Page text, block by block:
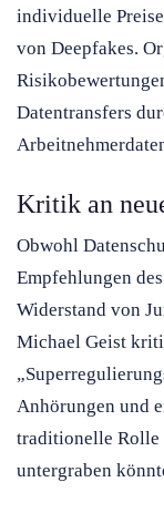
individuelle
von Deepfakes.
Datentransfers
Kritik an
Obwohl
Empfehlungen
Widerstand von
Michael Geist
Anhörungen und
traditionelle Rolle
untergraben